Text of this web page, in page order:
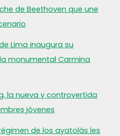
de Beethoven que une
Lima inaugura su
monumental Carmina
la nueva y controvertida
jóvenes
de los ayatolás les